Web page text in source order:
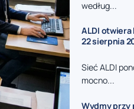
według...
ALDI
22 sierpnia
Sieć ALDI
mocno...
Wydmy przy